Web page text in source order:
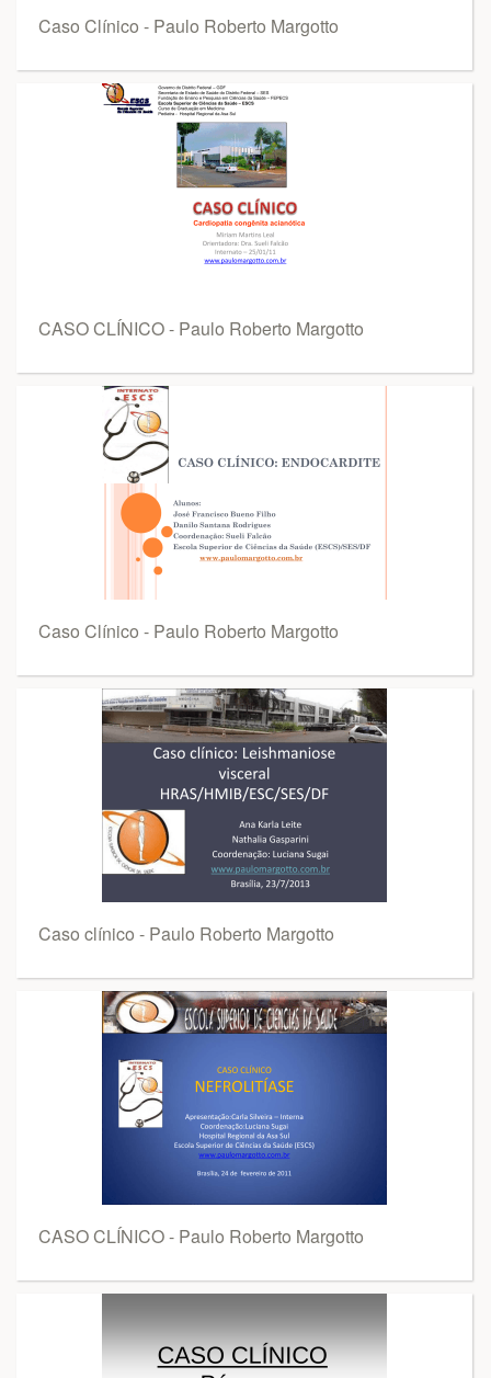
Caso Clínico - Paulo Roberto Margotto
CASO CLÍNICO - Paulo Roberto Margotto
Caso Clínico - Paulo Roberto Margotto
Caso clínico - Paulo Roberto Margotto
CASO CLÍNICO - Paulo Roberto Margotto